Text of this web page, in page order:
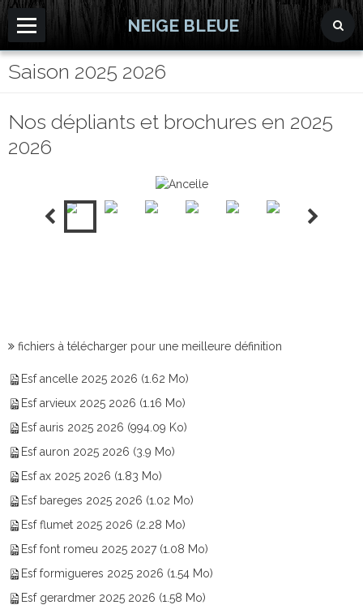
NEIGE BLEUE
Accueil
Dépliants et brochures
Saison 2025 2026
Nos dépliants et brochures en 2025
2026
Ancelle
fichiers à télécharger pour une meilleure définition
Esf ancelle 2025 2026 (1.62 Mo)
Esf arvieux 2025 2026 (1.16 Mo)
Esf auris 2025 2026 (994.09 Ko)
Esf auron 2025 2026 (3.9 Mo)
Esf ax 2025 2026 (1.83 Mo)
Esf bareges 2025 2026 (1.02 Mo)
Esf flumet 2025 2026 (2.28 Mo)
Esf font romeu 2025 2027(1.08 Mo)
Esf formigueres 2025 2026 (1.54 Mo)
Esf gerardmer 2025 2026 (1.58 Mo)